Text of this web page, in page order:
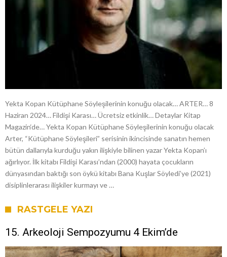
Yekta Kopan Kütüphane Söyleşilerinin konuğu olacak… ARTER… 8
Haziran 2024… Fildişi Karası… Ücretsiz etkinlik… Detaylar Kitap
Magazin‘de… Yekta Kopan Kütüphane Söyleşilerinin konuğu olacak
Arter, “Kütüphane Söyleşileri” serisinin ikincisinde sanatın hemen
bütün dallarıyla kurduğu yakın ilişkiyle bilinen yazar Yekta Kopan’ı
ağırlıyor. İlk kitabı Fildişi Karası’ndan (2000) hayata çocukların
dünyasından baktığı son öykü kitabı Bana Kuşlar Söyledi’ye (2021)
disiplinlerarası ilişkiler kurmayı ve …
RASTGELE YAZI
15. Arkeoloji Sempozyumu 4 Ekim’de